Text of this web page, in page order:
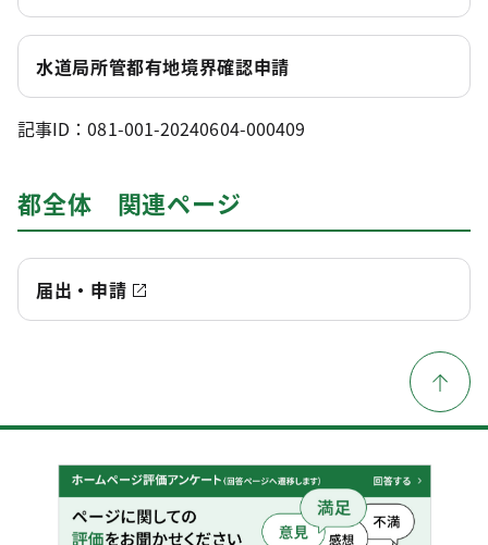
水道局所管都有地境界確認申請
記事ID：081-001-20240604-000409
都全体 関連ページ
届出・申請